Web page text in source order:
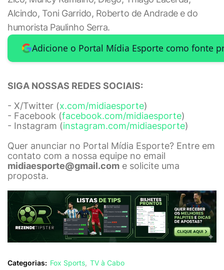
Alcindo, Toni Garrido, Roberto de Andrade e do
humorista Paulinho Serra.
Adicione o Portal Mídia Esporte como fonte
SIGA NOSSAS REDES SOCIAIS:
- X/Twitter (x.com/midiaesporte)
- Facebook (facebook.com/midiaesporte)
- Instagram (instagram.com/midiaesporte)
Quer anunciar no Portal Mídia Esporte? Entre em
contato com a nossa equipe no email
midiaesporte@gmail.com e solicite uma
proposta.
Categorias: Fox Sports TV à Cabo